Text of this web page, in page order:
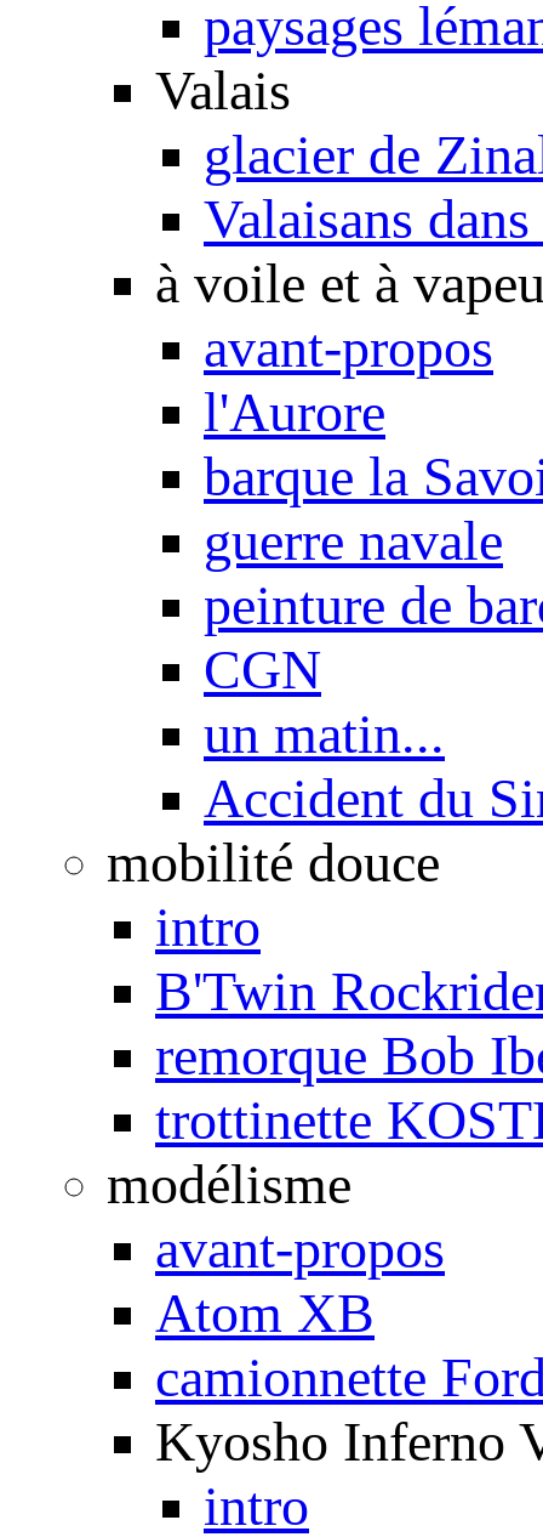
paysages
Valais
glacier de
Valaisans
à voile et à
avant-propos
l'Aurore
barque la
guerre navale
peinture de
CGN
un matin...
Accident du
mobilité douce
intro
B'Twin
remorque Bob
trottinette
modélisme
avant-propos
Atom XB
camionnette
Kyosho Inferno
intro